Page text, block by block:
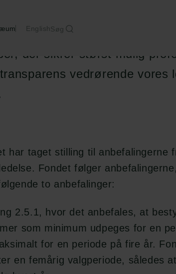
EnglishSøg
bestyrelse ønsker at
der sikrer størst mulig
vedrørende vores
har taget stilling til anbefalingerne
Fondet følger
to anbefalinger:
2.5.1, hvor det anbefales, at
som minimum udpeges for en
for en periode på fire år.
en femårig valgperiode, således